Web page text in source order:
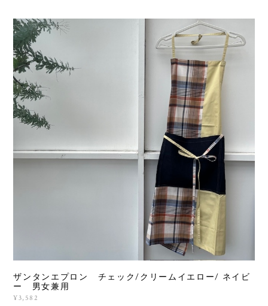
ザンタンエプロン チェック/クリームイエロー/ ネイビ
ー 男女兼用
¥3,582